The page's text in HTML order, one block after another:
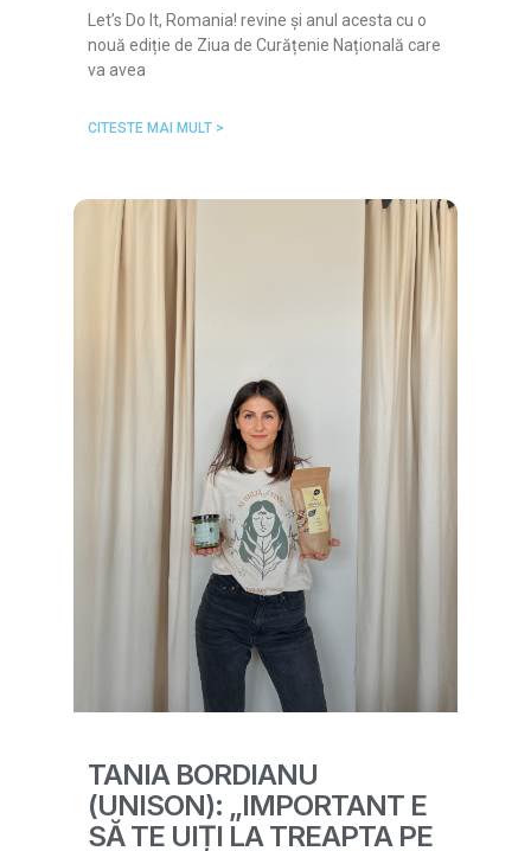
Let’s Do It, Romania! revine și anul acesta cu o
nouă ediție de Ziua de Curățenie Națională care
va avea
CITESTE MAI MULT >
TANIA BORDIANU
(UNISON): „IMPORTANT E
SĂ TE UIȚI LA TREAPTA PE